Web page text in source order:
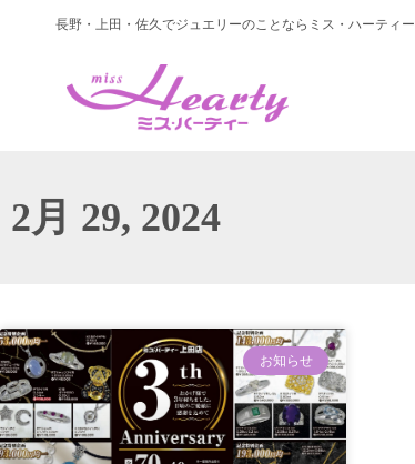
長野・上田・佐久でジュエリーのことならミス・ハーティー
2月 29, 2024
お知らせ